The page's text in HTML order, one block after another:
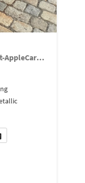
130 Jahre 1.0 MPI 80 PS-Virtuelles Cockpit-AppleCarplay-Android-Auto-LED-Klima-Tempomat-Rückfahrkamera-DAB-SHZ-15" Alu-sofort
(PDF)
Fahrzeug parken